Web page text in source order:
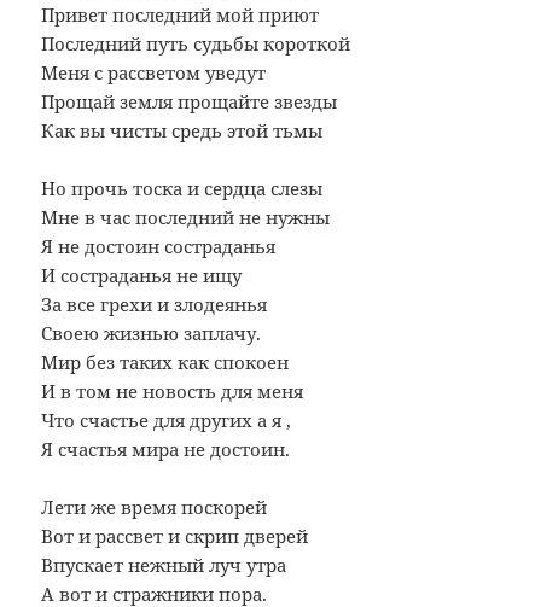
Привет последний мой приют
Последний путь судьбы короткой
Меня с рассветом уведут
Прощай земля прощайте звезды
Как вы чисты средь этой тьмы
Но прочь тоска и сердца слезы
Мне в час последний не нужны
Я не достоин состраданья
И состраданья не ищу
За все грехи и злодеянья
Своею жизнью заплачу.
Мир без таких как спокоен
И в том не новость для меня
Что счастье для других а я ,
Я счастья мира не достоин.
Лети же время поскорей
Вот и рассвет и скрип дверей
Впускает нежный луч утра
А вот и стражники пора.